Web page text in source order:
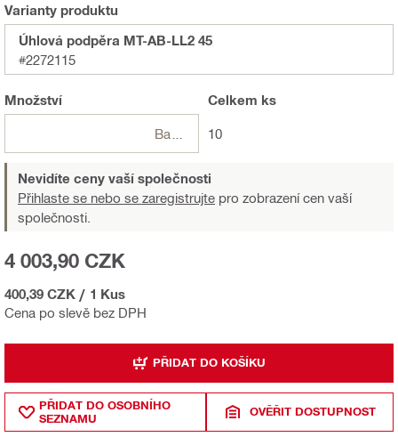
Varianty produktu
Úhlová podpěra MT-AB-LL2 45
#2272115
Množství Celkem ks
10
Nevidíte ceny vaší společnosti
Přihlaste se nebo se zaregistrujte pro zobrazení cen vaší
společnosti.
Cena po slevě bez DPH
4 003,90 CZK
400,39 CZK / 1 Kus
PŘIDAT DO KOŠÍKU
PŘIDAT DO OSOBNÍHO
SEZNAMU
OVĚŘIT DOSTUPNOST